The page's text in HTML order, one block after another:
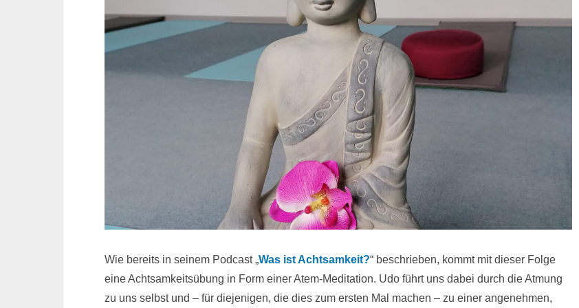
Wie bereits in seinem Podcast „Was ist Achtsamkeit?“ beschrieben, kommt mit dieser Folge
eine Achtsamkeitsübung in Form einer Atem-Meditation. Udo führt uns dabei durch die Atmung
zu uns selbst und – für diejenigen, die dies zum ersten Mal machen – zu einer angenehmen,